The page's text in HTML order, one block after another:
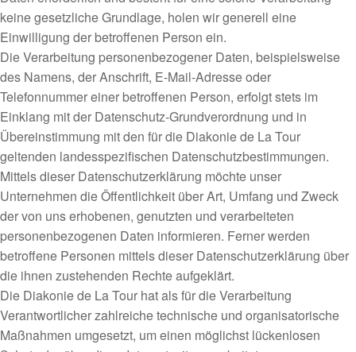
keine gesetzliche Grundlage, holen wir generell eine
Einwilligung der betroffenen Person ein.
Die Verarbeitung personenbezogener Daten, beispielsweise
des Namens, der Anschrift, E-Mail-Adresse oder
Telefonnummer einer betroffenen Person, erfolgt stets im
Einklang mit der Datenschutz-Grundverordnung und in
Übereinstimmung mit den für die Diakonie de La Tour
geltenden landesspezifischen Datenschutzbestimmungen.
Mittels dieser Datenschutzerklärung möchte unser
Unternehmen die Öffentlichkeit über Art, Umfang und Zweck
der von uns erhobenen, genutzten und verarbeiteten
personenbezogenen Daten informieren. Ferner werden
betroffene Personen mittels dieser Datenschutzerklärung über
die ihnen zustehenden Rechte aufgeklärt.
Die Diakonie de La Tour hat als für die Verarbeitung
Verantwortlicher zahlreiche technische und organisatorische
Maßnahmen umgesetzt, um einen möglichst lückenlosen